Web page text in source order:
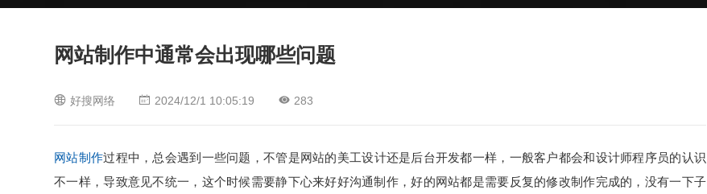
网站制作中通常会出现哪些问题
好搜网络 2024/12/1 10:05:19 283
网站制作过程中，总会遇到一些问题，不管是网站的美工设计还是后台开发都一样，一般客户都会和设计师程序员的认识
不一样，导致意见不统一，这个时候需要静下心来好好沟通制作，好的网站都是需要反复的修改制作完成的，没有一下子